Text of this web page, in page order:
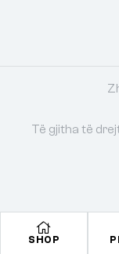
SHOP
Të gjitha të